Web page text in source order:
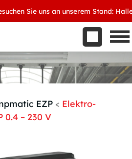
Sie uns an unserem Stand: Halle
Aktuelles
Kontakt
werden
EZP < Elektro-
0.4 – 230 V